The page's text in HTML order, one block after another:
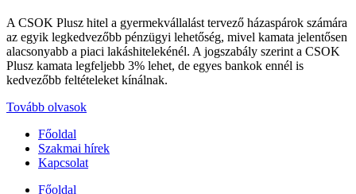
A CSOK Plusz hitel a gyermekvállalást tervező házaspárok számára
az egyik legkedvezőbb pénzügyi lehetőség, mivel kamata jelentősen
alacsonyabb a piaci lakáshitelekénél. A jogszabály szerint a CSOK
Plusz kamata legfeljebb 3% lehet, de egyes bankok ennél is
kedvezőbb feltételeket kínálnak.
Tovább olvasok
Főoldal
Szakmai hírek
Kapcsolat
Főoldal